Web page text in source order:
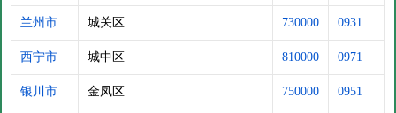
兰州市 城关区 730000 0931
西宁市 城中区 810000 0971
银川市 金凤区 750000 0951